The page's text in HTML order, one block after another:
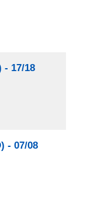
- 17/18
- 07/08